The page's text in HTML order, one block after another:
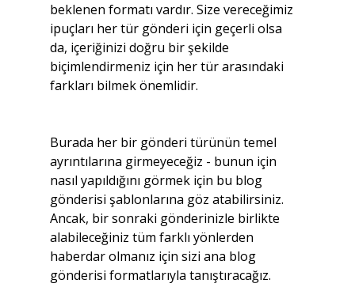
beklenen formatı vardır. Size vereceğimiz
ipuçları her tür gönderi için geçerli olsa
da, içeriğinizi doğru bir şekilde
biçimlendirmeniz için her tür arasındaki
farkları bilmek önemlidir.
Burada her bir gönderi türünün temel
ayrıntılarına girmeyeceğiz - bunun için
nasıl yapıldığını görmek için bu blog
gönderisi şablonlarına göz atabilirsiniz.
Ancak, bir sonraki gönderinizle birlikte
alabileceğiniz tüm farklı yönlerden
haberdar olmanız için sizi ana blog
gönderisi formatlarıyla tanıştıracağız.